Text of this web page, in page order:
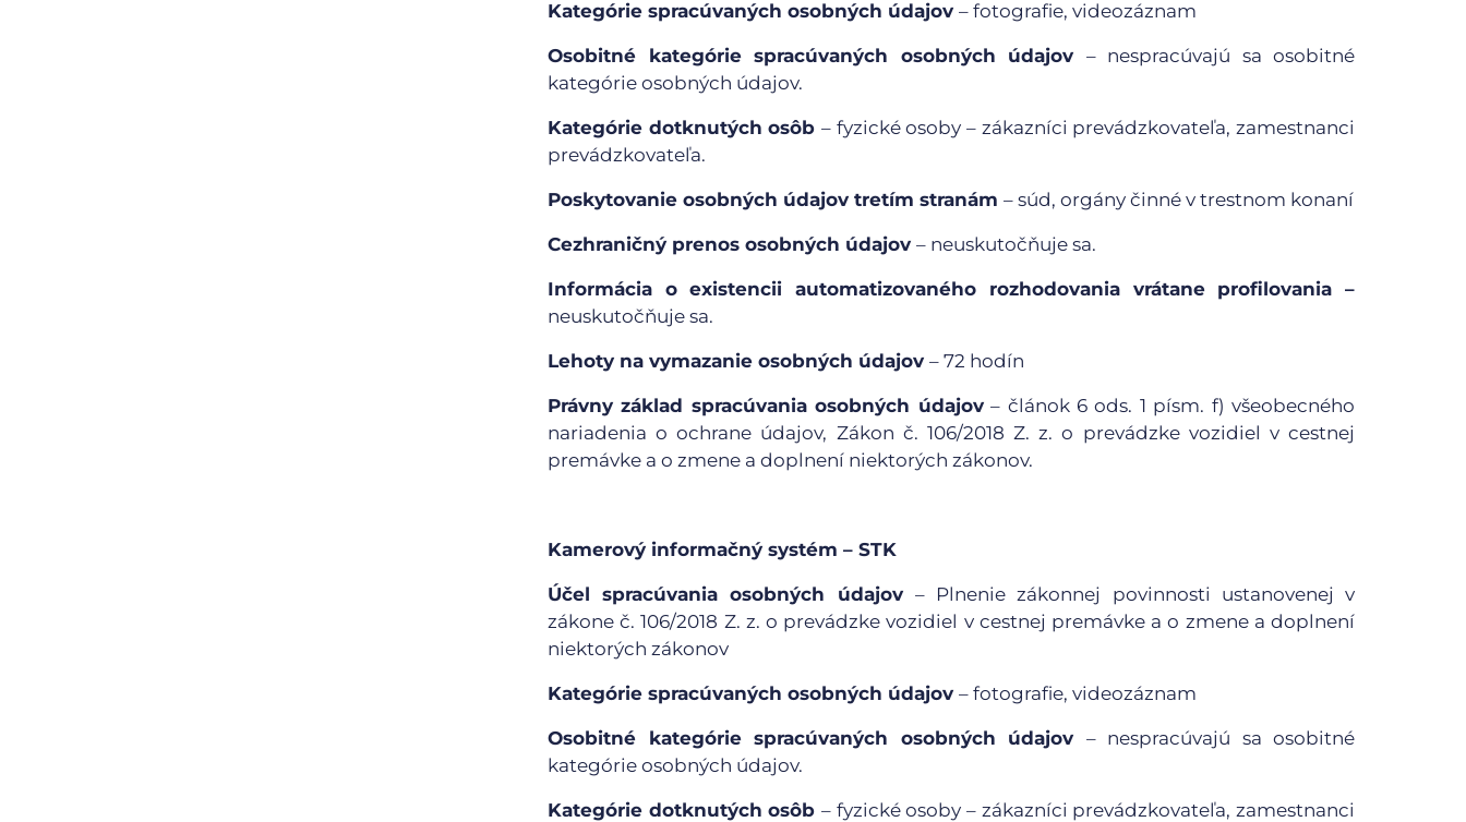
Kategórie spracúvaných osobných údajov – fotografie, videozáznam
Osobitné kategórie spracúvaných osobných údajov – nespracúvajú sa osobitné
kategórie osobných údajov.
Kategórie dotknutých osôb – fyzické osoby – zákazníci prevádzkovateľa, zamestnanci
prevádzkovateľa.
Poskytovanie osobných údajov tretím stranám – súd, orgány činné v trestnom konaní
Cezhraničný prenos osobných údajov – neuskutočňuje sa.
Informácia o existencii automatizovaného rozhodovania vrátane profilovania –
neuskutočňuje sa.
Lehoty na vymazanie osobných údajov – 72 hodín
Právny základ spracúvania osobných údajov– článok 6 ods. 1 písm. f) všeobecného
nariadenia o ochrane údajov, Zákon č. 106/2018 Z. z. o prevádzke vozidiel v cestnej
premávke a o zmene a doplnení niektorých zákonov.
Kamerový informačný systém – STK
Účel spracúvania osobných údajov – Plnenie zákonnej povinnosti ustanovenej v
zákone č. 106/2018 Z. z. o prevádzke vozidiel v cestnej premávke a o zmene a doplnení
niektorých zákonov
Kategórie spracúvaných osobných údajov – fotografie, videozáznam
Osobitné kategórie spracúvaných osobných údajov – nespracúvajú sa osobitné
kategórie osobných údajov.
Kategórie dotknutých osôb – fyzické osoby – zákazníci prevádzkovateľa, zamestnanci